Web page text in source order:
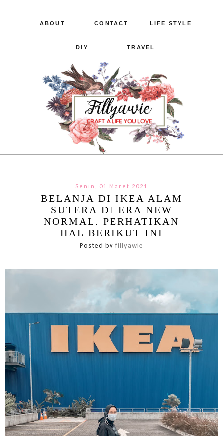
ABOUT CONTACT LIFE STYLE
DIY TRAVEL
Senin, 01 Maret 2021
BELANJA DI IKEA ALAM
SUTERA DI ERA NEW
NORMAL. PERHATIKAN
HAL BERIKUT INI
Posted byfillyawie